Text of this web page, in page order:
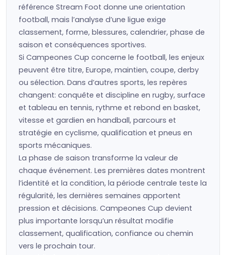
référence Stream Foot donne une orientation
football, mais l’analyse d’une ligue exige
classement, forme, blessures, calendrier, phase de
saison et conséquences sportives.
Si Campeones Cup concerne le football, les enjeux
peuvent être titre, Europe, maintien, coupe, derby
ou sélection. Dans d’autres sports, les repères
changent: conquête et discipline en rugby, surface
et tableau en tennis, rythme et rebond en basket,
vitesse et gardien en handball, parcours et
stratégie en cyclisme, qualification et pneus en
sports mécaniques.
La phase de saison transforme la valeur de
chaque événement. Les premières dates montrent
l’identité et la condition, la période centrale teste la
régularité, les dernières semaines apportent
pression et décisions. Campeones Cup devient
plus importante lorsqu’un résultat modifie
classement, qualification, confiance ou chemin
vers le prochain tour.